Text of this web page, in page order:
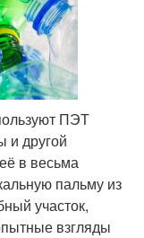
ПЭТ
и другой
в весьма
пальму из
участок,
взгляды